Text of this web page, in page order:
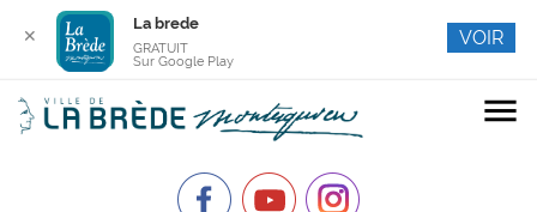
menu
✕
La brede
GRATUIT
Sur Google Play
VOIR